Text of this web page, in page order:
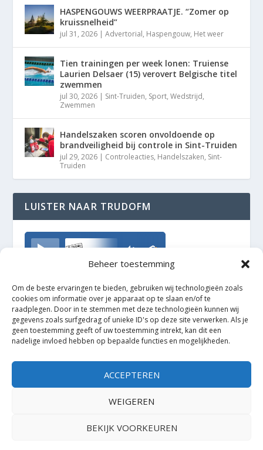
Beheer toestemming
Om de beste ervaringen te bieden, gebruiken wij technologieën zoals
cookies om informatie over je apparaat op te slaan en/of te
raadplegen. Door in te stemmen met deze technologieën kunnen wij
gegevens zoals surfgedrag of unieke ID's op deze site verwerken. Als je
geen toestemming geeft of uw toestemming intrekt, kan dit een
nadelige invloed hebben op bepaalde functies en mogelijkheden.
ACCEPTEREN
WEIGEREN
BEKIJK VOORKEUREN
HASPENGOUWS WEERPRAATJE. “Zomer op
kruissnelheid”
jul 31, 2026 |Advertorial, Haspengouw, Het weer
Tien trainingen per week lonen: Truiense
Laurien Delsaer (15) verovert Belgische titel
zwemmen
jul 30, 2026 | Sint-Truiden, Sport,Wedstrijd,
Zwemmen
Handelszaken scoren onvoldoende op
brandveiligheid bij controle in Sint-Truiden
jul 29, 2026 | Controleacties, Handelszaken, Sint-
Truiden
LUISTER NAAR TRUDOFM
TrudoFM
Elegant Themes| Mogelijk gemaakt door